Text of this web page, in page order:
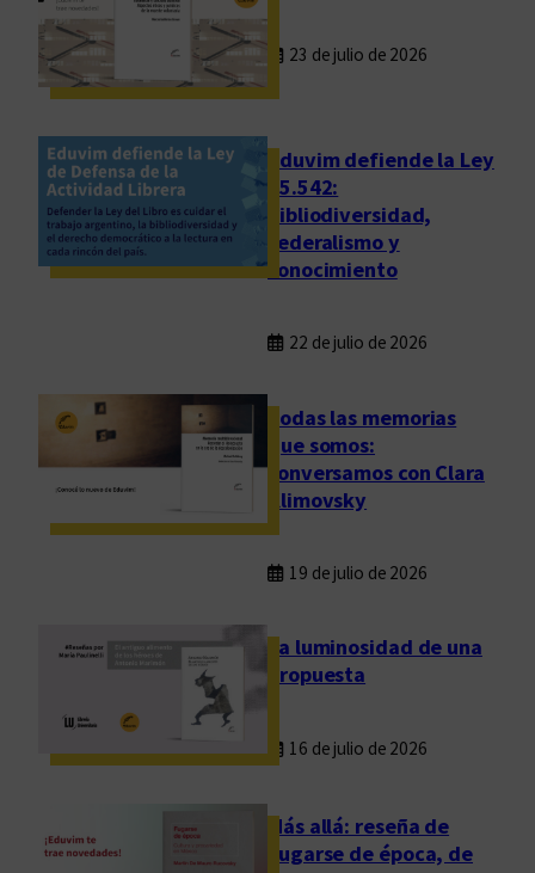
23 de julio de 2026
Eduvim defiende la Ley
25.542:
bibliodiversidad,
federalismo y
conocimiento
22 de julio de 2026
Todas las memorias
que somos:
conversamos con Clara
Klimovsky
19 de julio de 2026
La luminosidad de una
propuesta
16 de julio de 2026
Más allá: reseña de
Fugarse de época, de